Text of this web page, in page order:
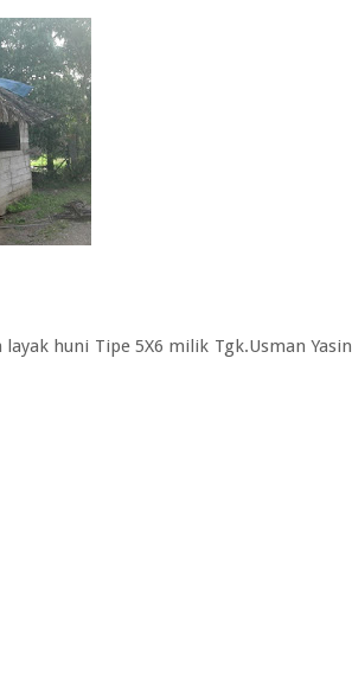
huni Tipe 5X6 milik Tgk.Usman Yasin